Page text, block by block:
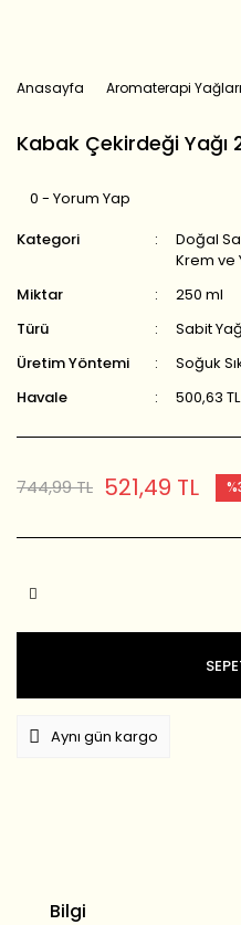
Anasayfa Aromaterapi Yağları
Kabak Çekirdeği Yağı
0 - Yorum Yap
Kategori
Doğal
Krem ve
Miktar
250 ml
Türü
Sabit Yağ
Üretim Yöntemi
Soğuk
Havale
500,63
744,99 TL 521,49 TL
Aynı gün kargo
Bilgi